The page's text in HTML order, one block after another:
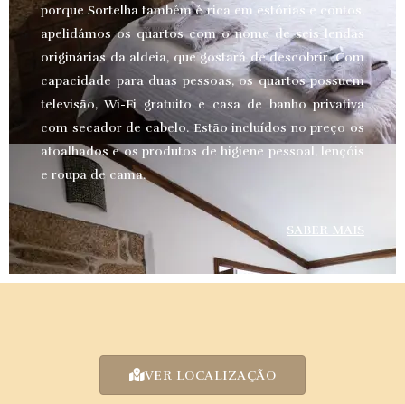
porque Sortelha também é rica em estórias e contos,
apelidámos os quartos com o nome de seis lendas
originárias da aldeia, que gostará de descobrir. Com
capacidade para duas pessoas, os quartos possuem
televisão, Wi-Fi gratuito e casa de banho privativa
com secador de cabelo. Estão incluídos no preço os
atoalhados e os produtos de higiene pessoal, lençóis
e roupa de cama.
SABER MAIS
VER LOCALIZAÇÃO